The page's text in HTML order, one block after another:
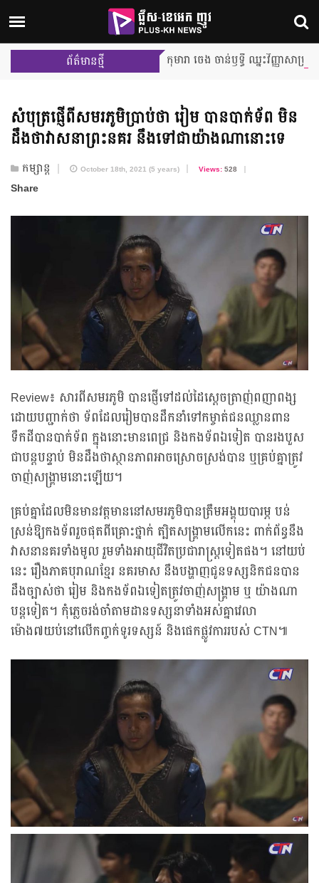
ព័ត៌មានថ្មី កុមារា ចេង ចាន់ឫទ្ធី ឈ្នះវិញ្ញាសាប្រអប់អាថ៌កំ
សំបុត្រ​ផ្ញើពី​សមរភូមិ​ប្រាប់ថា រៀម បានបាក់ទ័ព មិន
ដឹងថា​វាសនា​ព្រះនគរ នឹង​ទៅជា​យ៉ាងណា​នោះទេ
កម្សាន្ត October 18th, 2021 (5 years) Views:528
Share
Review៖ សារពីសមរភូមិ បានផ្ញើទៅដល់ដៃស្តេចត្រាញ់ពញាពង្ស
ដោយបញ្ជាក់ថា ទ័ពដែលរៀមបានដឹកនាំទៅកម្ចាត់ជនឈ្លានពាន
ទឹកដីបានបាក់ទ័ព ក្នុងនោះមានពេជ្រ និងកងទ័ពឯទៀត បានរងបួស
ជាបន្តបន្ទាប់ មិនដឹងថាស្ថានភាពអាចស្រោចស្រង់បាន ឬគ្រប់គ្នាត្រូវ
ចាញ់សង្គ្រាមនោះឡើយ។
គ្រប់គ្នាដែលមិនមានវត្តមាននៅសមរភូមិបានត្រឹមអង្គុយបារម្ភ បន់
ស្រន់ឱ្យកងទ័ពរួចផុតពីគ្រោះថ្នាក់ ត្បិតសង្គ្រាមលើកនេះ ពាក់ព័ន្ធនឹង
វាសនានគរទាំងមូល រួមទាំងអាយុជីវិតប្រជារាស្ត្រទៀតផង។ នៅយប់
នេះ រឿងភាគបុរាណខ្មែរ នគរមាស នឹងបង្ហាញជូនទស្សនិកជនបាន
ដឹងច្បាស់ថា រៀម និងកងទ័ពឯទៀតត្រូវចាញ់សង្គ្រាម ឬ យ៉ាងណា
បន្តទៀត។ កុំភ្លេចរង់ចាំតាមដានទស្សនាទាំងអស់គ្នាវេលា
ម៉ោង៧យប់នៅលើកញ្ចក់ទូរទស្សន៍ និងផេកផ្លូវការរបស់ CTN៕